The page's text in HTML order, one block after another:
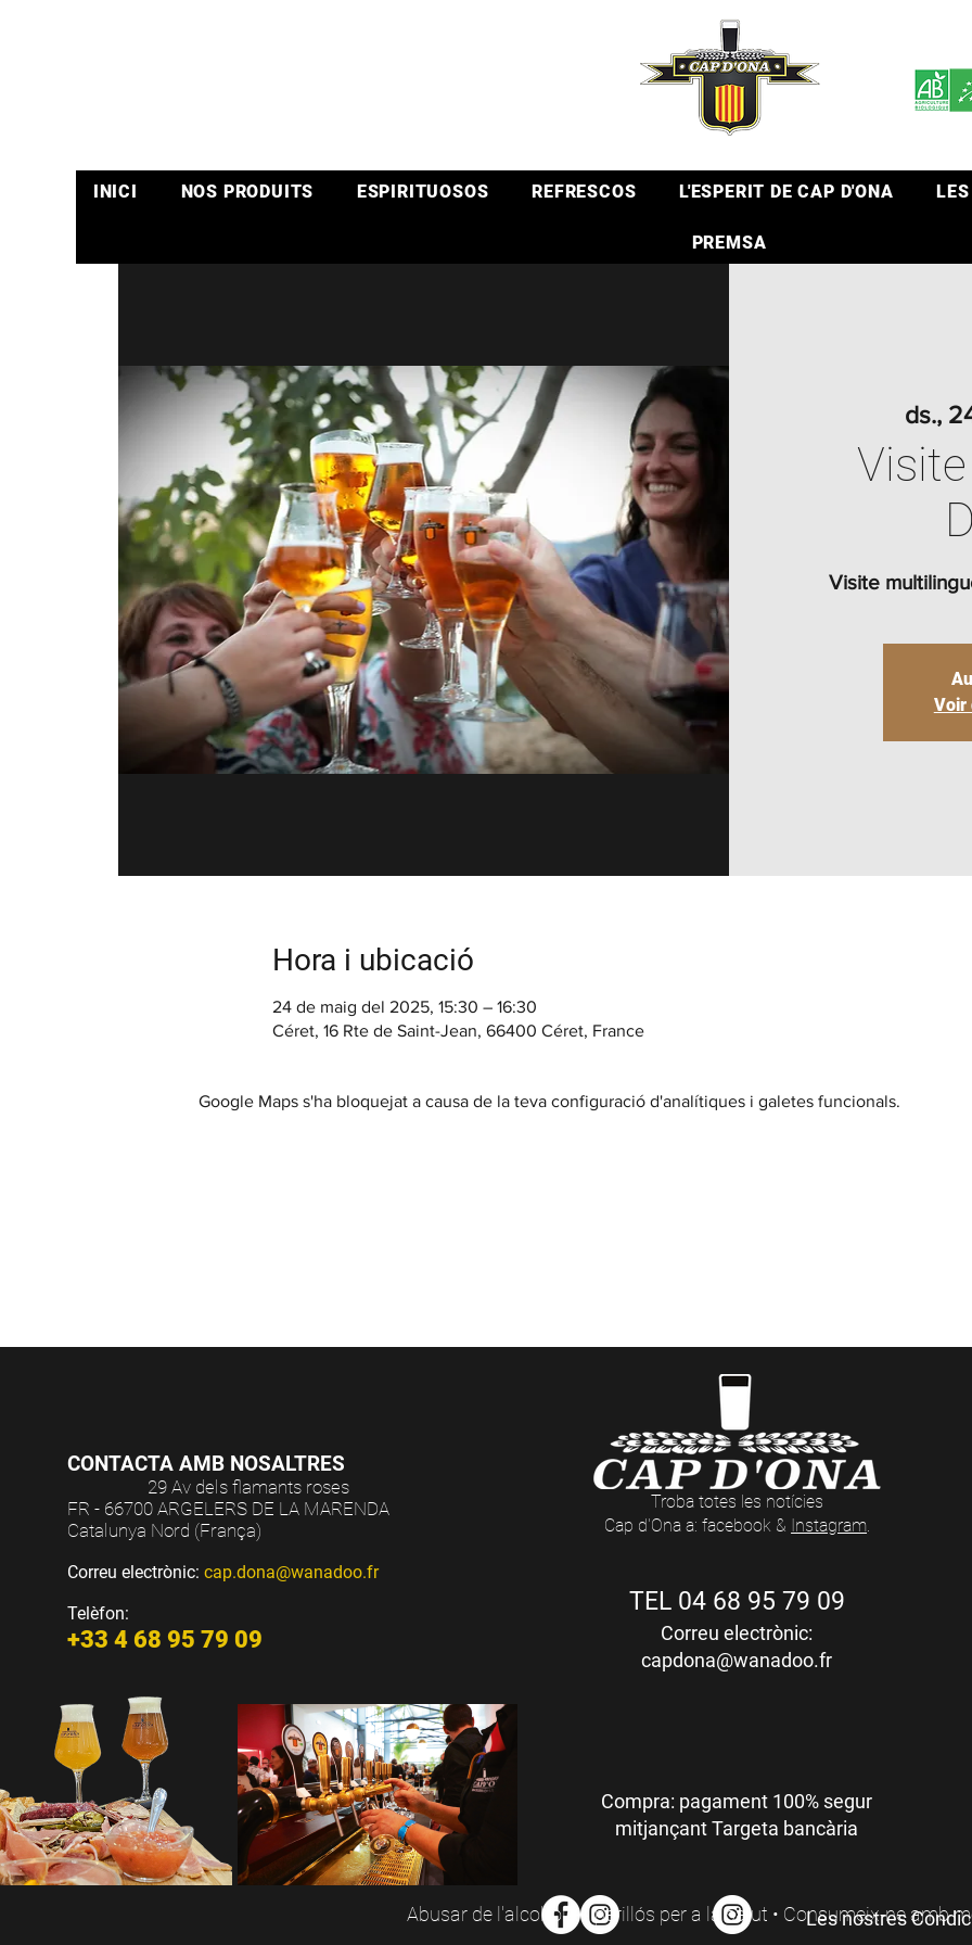
INICI NOS PRODUITS ESPIRITUOSOS REFRESCOS L'ESPERIT DE CAP D'ONA
PREMSA
ds.,
Visite
Voir
Hora i ubicació
24 de maig del 2025, 15:30 – 16:30
Céret, 16 Rte de Saint-Jean, 66400 Céret, France
Google Maps s'ha bloquejat a causa de la teva configuració d'analítiques i galetes funcionals.
CONTACTA AMB NOSALTRES
29 Av dels flamants roses
FR - 66700 ARGELERS DE LA MARENDA
Catalunya Nord (França)
Correu electrònic: cap.dona@wanadoo.fr
Telèfon:
+33 4 68 95 79 09
Troba totes les notícies
Cap d'Ona a: facebook & Instagram
TEL 04 68 95 79 09
Correu electrònic:
capdona@wanadoo.fr
Compra: pagament 100% segur
mitjançant Targeta bancària
Abusar de l'alcohol és perillós per a la salut • Consumeix-ne amb
Les nostres